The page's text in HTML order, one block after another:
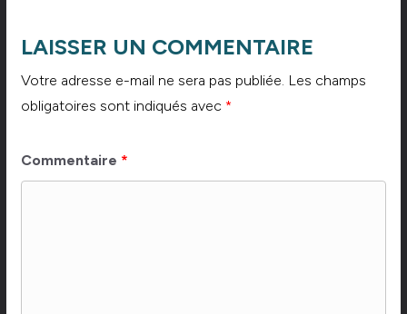
LAISSER UN COMMENTAIRE
Votre adresse e-mail ne sera pas publiée. Les champs
obligatoires sont indiqués avec *
Commentaire *